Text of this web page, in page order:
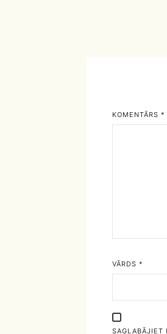
KOMENTĀRS *
VĀRDS *
SAGLABĀJIET